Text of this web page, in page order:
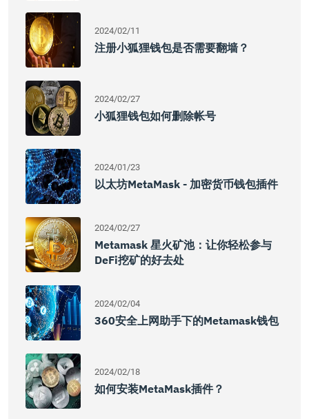
2024/02/11
注册小狐狸钱包是否需要翻墙？
2024/02/27
小狐狸钱包如何删除帐号
2024/01/23
以太坊MetaMask - 加密货币钱包插件
2024/02/27
Metamask 星火矿池：让你轻松参与
DeFi挖矿的好去处
2024/02/04
360安全上网助手下的Metamask钱包
2024/02/18
如何安装MetaMask插件？